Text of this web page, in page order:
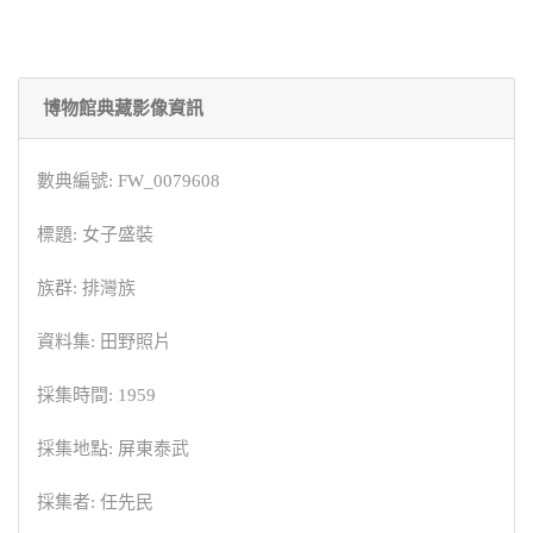
博物館典藏影像資訊
數典編號: FW_0079608
標題: 女子盛裝
族群: 排灣族
資料集: 田野照片
採集時間: 1959
採集地點: 屏東泰武
採集者: 任先民